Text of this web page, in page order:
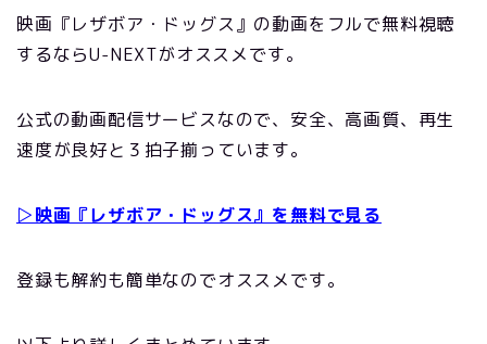
映画『レザボア・ドッグス』の動画をフルで無料視聴
するならU-NEXTがオススメです。
公式の動画配信サービスなので、安全、高画質、再生
速度が良好と３拍子揃っています。
▷映画『レザボア・ドッグス』を無料で見る
登録も解約も簡単なのでオススメです。